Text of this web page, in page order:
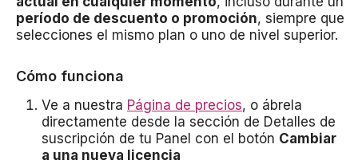
período de descuento o promoción, siempre que
selecciones el mismo plan o uno de nivel superior.
Cómo funciona
Ve a nuestra Página de precios, o ábrela
directamente desde la sección de Detalles de
suscripción de tu Panel con el botón Cambiar
a una nueva licencia